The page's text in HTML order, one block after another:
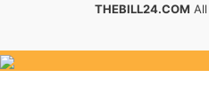
THEBILL24.COM